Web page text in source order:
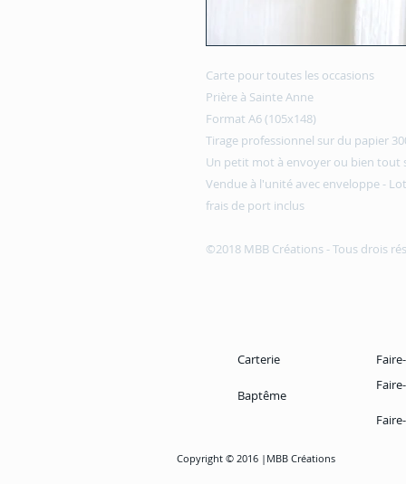
Carte pour toutes les occasions
Prière à Sainte Anne
Format A6 (105x148)
Tirage professionnel sur du papier
Un petit mot à envoyer ou bien tout
Vendue à l'unité avec enveloppe -
frais de port inclus
©2018 MBB Créations - Tous drois
Carterie
Baptême
Copyright © 2016 |MBB Créations